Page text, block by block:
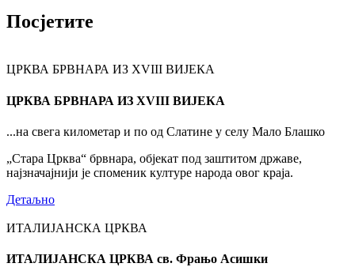
Посјетите
ЦРКВА БРВНАРА ИЗ XVIII ВИЈЕКА
ЦРКВА БРВНАРА ИЗ XVIII ВИЈЕКА
...на свега километар и по од Слатине у селу Мало Блашко
„Стара Црква“ брвнара, објекат под заштитом државе,
најзначајнији је споменик културе народа овог краја.
Детаљно
ИТАЛИЈАНСКА ЦРКВА
ИТАЛИЈАНСКА ЦРКВА св. Фрањо Асишки